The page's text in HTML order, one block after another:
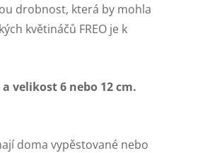
drobnost, která by mohla
květináčů FREO je k
velikost 6 nebo 12 cm.
doma vypěstované nebo